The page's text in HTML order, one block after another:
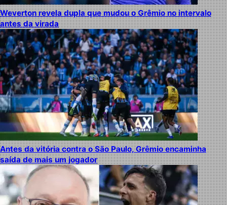
Weverton revela dupla que mudou o Grêmio no intervalo
antes da virada
Antes da vitória contra o São Paulo, Grêmio encaminha
saída de mais um jogador